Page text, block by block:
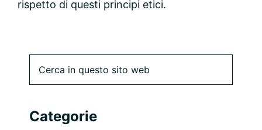
rispetto di questi principi etici.
Barra
laterale
primaria
web
Categorie